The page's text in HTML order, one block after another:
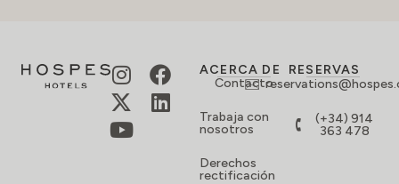
ACERCA DE
Contacto
Trabaja con
nosotros
Derechos
rectificación
RESERVAS
(+34) 914
363 478